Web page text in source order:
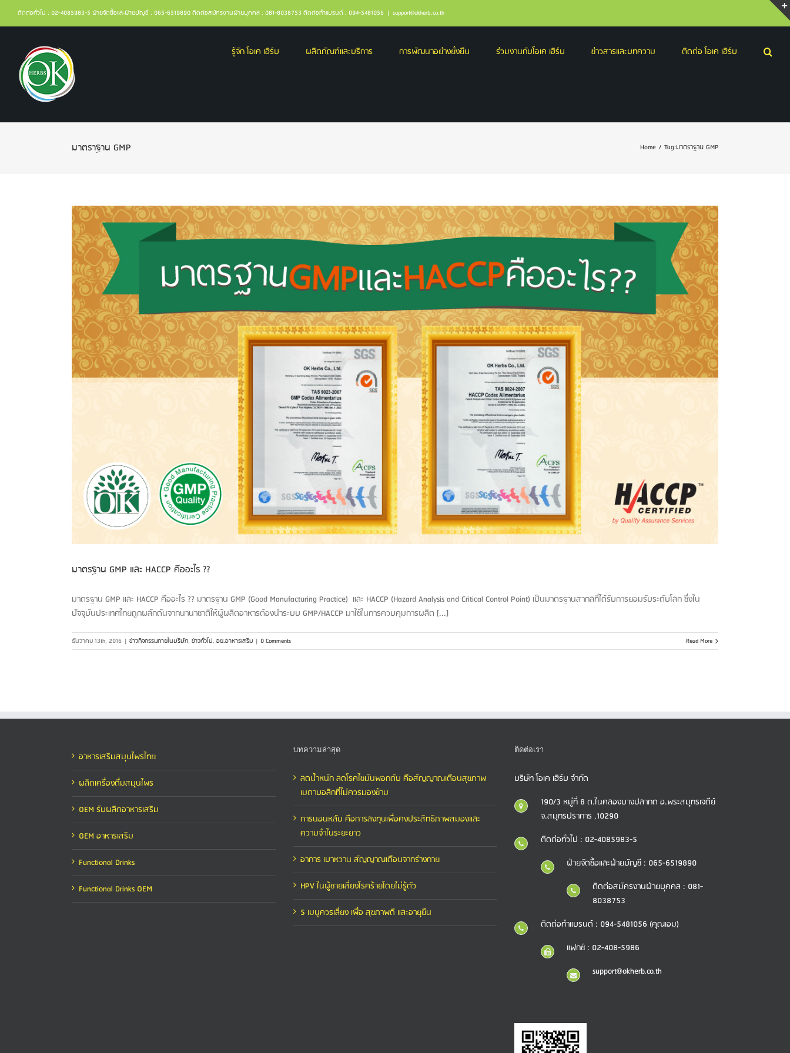
ติดต่อทั่วไป : 02-4085983-5 ฝ่ายจัดซื้อและฝ่ายบัญชี : 065-6519890 ติดต่อสมัครงานฝ่ายบุคคล : 081-8038753 ติดต่อทำแบรนด์ : 094-5481056 | support@okherb.co.th
รู้จัก โอเค เฮิร์บ ผลิตภัณฑ์และบริการ การพัฒนาอย่างยั่งยืน ร่วมงานกับโอเค เฮิร์บ ข่าวสารและบทความ ติดต่อ โอเค เฮิร์บ
มาตราฐาน GMP Home / Tag:มาตราฐาน GMP
มาตรฐาน GMP และ HACCP คืออะไร ??
มาตรฐาน GMP และ HACCP คืออะไร ?? มาตรฐาน GMP (Good Manufacturing Practice) และ HACCP (Hazard Analysis and Critical Control Point) เป็นมาตรฐานสากลที่ได้รับการยอมรับระดับโลก ซึ่งใน
ปัจจุบันประเทศไทยถูกผลักดันจากนานาชาติให้ผู้ผลิตอาหารต้องนำระบบ GMP/HACCP มาใช้ในการควบคุมการผลิต [...]
ธันวาคม 13th, 2016 | ข่าวกิจกรรมภายในบริษัท, ข่าวทั่วไป, อย.อาหารเสริม | 0 Comments Read More
อาหารเสริมสมุนไพรไทย
ผลิตเครื่องดื่มสมุนไพร
OEM รับผลิตอาหารเสริม
OEM อาหารเสริม
Functional Drinks
Functional Drinks OEM
บทความล่าสุด
ลดน้ำหนัก ลดโรคไขมันพอกตับ คือสัญญาณเตือนสุขภาพ
เมตาบอลิกที่ไม่ควรมองข้าม
การนอนหลับ คือการลงทุนเพื่อคงประสิทธิภาพสมองและ
ความจำในระยะยาว
อาการ เบาหวาน สัญญาณเตือนจากร่างกาย
HPV ในผู้ชายเสี่ยงโรคร้ายโดยไม่รู้ตัว
5 เมนูควรเลี่ยง เพื่อ สุขภาพดี และอายุยืน
ติดต่อเรา
บริษัท โอเค เฮิร์บ จำกัด
190/3 หมู่ที่ 8 ต.ในคลองบางปลากด อ.พระสมุทรเจดีย์
จ.สมุทรปราการ ,10290
ติดต่อทั่วไป : 02-4085983-5
ฝ่ายจัดซื้อและฝ่ายบัญชี : 065-6519890
ติดต่อสมัครงานฝ่ายบุคคล : 081-
8038753
ติดต่อทำแบรนด์ : 094-5481056 (คุณเอม)
แฟกซ์ : 02-408-5986
support@okherb.co.th